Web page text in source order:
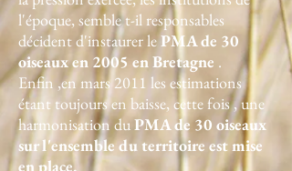
l'époque, semble t-il responsables
décident d'instaurer lePMA de 30
oiseaux en 2005 en Bretagne .
Enfin ,en mars 2011 les estimations
étant toujours en baisse, cette fois , une
harmonisation duPMA de 30 oiseaux
sur l'ensemble du territoire est mise
en place.